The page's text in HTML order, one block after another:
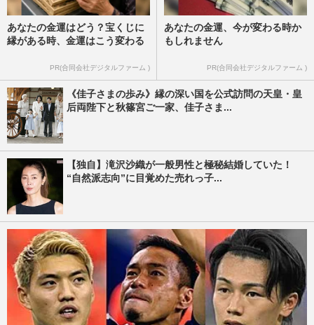
あなたの金運はどう？宝くじに
縁がある時、金運はこう変わる
PR(合同会社デジタルファーム )
あなたの金運、今が変わる時か
もしれません
PR(合同会社デジタルファーム )
《佳子さまの歩み》縁の深い国を公式訪問の天皇・皇
后両陛下と秋篠宮ご一家、佳子さま...
【独自】滝沢沙織が一般男性と極秘結婚していた！
“自然派志向”に目覚めた売れっ子...